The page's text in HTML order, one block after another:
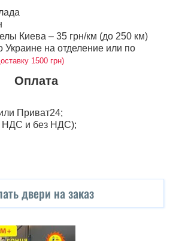
Киева – 35 грн/км (до 250 км)
Украине на отделение или по
1500 грн)
Оплата
Приват24;
НДС и без НДС);
двери на заказ